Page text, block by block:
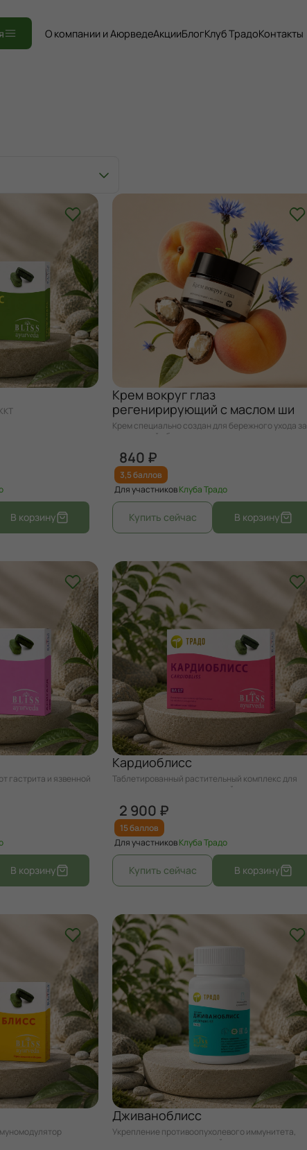
О компании и АюрведеАкцииБлогКлуб ТрадоКонтакты
Крем вокруг глаз
регенирирующий с маслом ши
Крем специально создан для бережного ухода за
деликатной областью вокруг глаз.
840 ₽
3,5 баллов
Для участниковКлуба Традо
гастрита и язвенной
Кардиоблисс
Таблетированный растительный комплекс для
здоровья сердца и сосудистой системы.
2 900 ₽
15 баллов
Для участниковКлуба Традо
Дживаноблисс
Укрепление противоопухолевого иммунитета,
оздоровление эндокринной системы